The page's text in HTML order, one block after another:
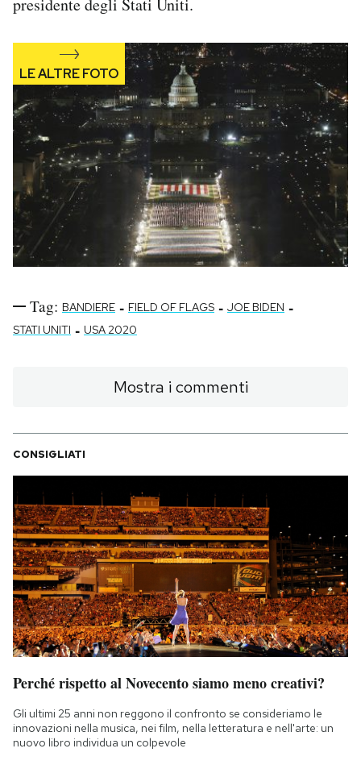
presidente degli Stati Uniti.
Tag: BANDIERE - FIELD OF FLAGS - JOE BIDEN -
STATI UNITI - USA 2020
Mostra i commenti
CONSIGLIATI
Perché rispetto al Novecento siamo meno creativi?
Gli ultimi 25 anni non reggono il confronto se consideriamo le
innovazioni nella musica, nei film, nella letteratura e nell'arte: un
nuovo libro individua un colpevole